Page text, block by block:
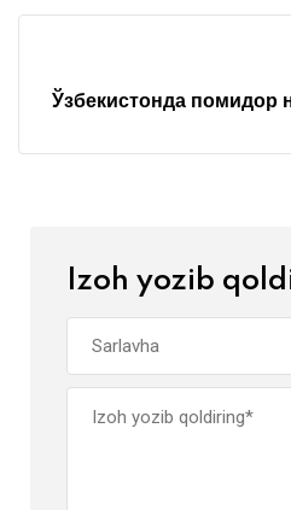
Ўзбекистонда помидор
Izoh yozib